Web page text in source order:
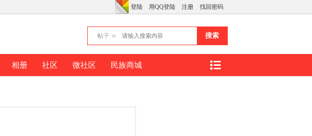
登陆 用QQ登陆 注册 找回密码
帖子 搜索
相册 社区 微社区 民族商城